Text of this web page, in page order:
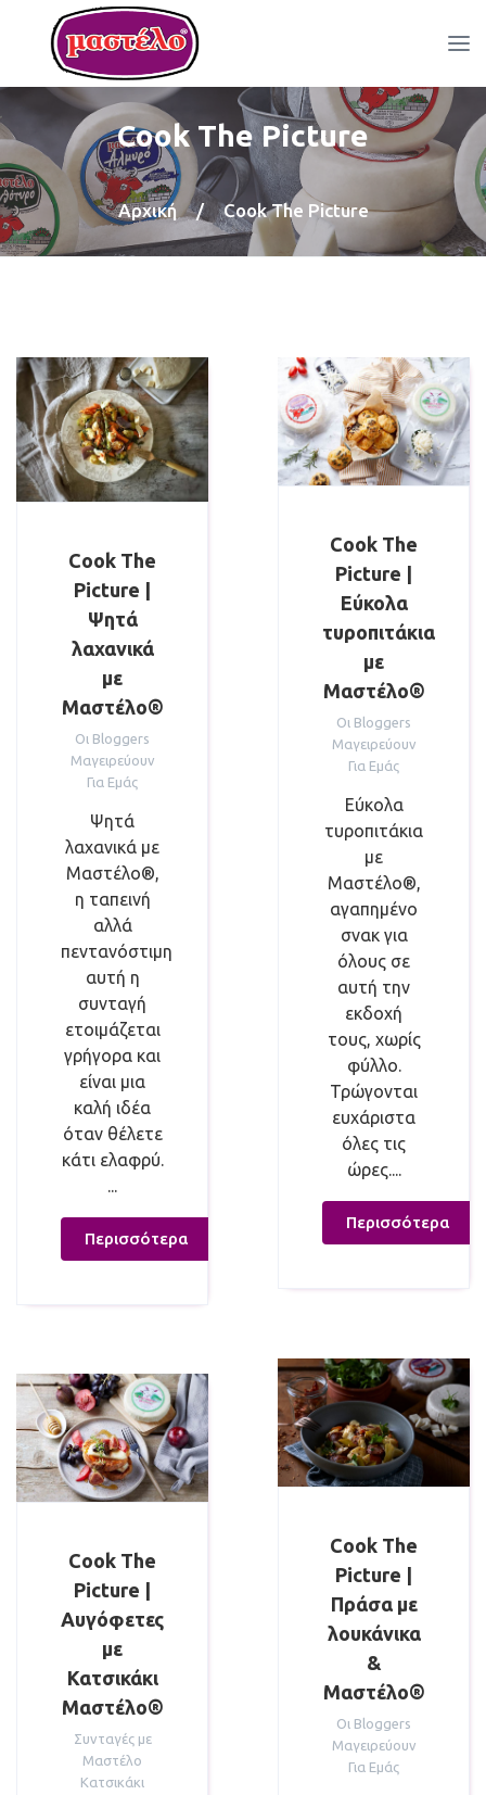
Cook The Picture
Αρχική / Cook The Picture
Cook The
Picture |
Ψητά
λαχανικά
με
Μαστέλο®
Οι Bloggers
Μαγειρεύουν
Για Εμάς
Ψητά
λαχανικά με
Μαστέλο®,
η ταπεινή
αλλά
πεντανόστιμη
αυτή η
συνταγή
ετοιμάζεται
γρήγορα και
είναι μια
καλή ιδέα
όταν θέλετε
κάτι ελαφρύ.
...
Περισσότερα
Cook The
Picture |
Εύκολα
τυροπιτάκια
με
Μαστέλο®
Οι Bloggers
Μαγειρεύουν
Για Εμάς
Εύκολα
τυροπιτάκια
με
Μαστέλο®,
αγαπημένο
σνακ για
όλους σε
αυτή την
εκδοχή
τους, χωρίς
φύλλο.
Τρώγονται
ευχάριστα
όλες τις
ώρες....
Περισσότερα
Cook The
Picture |
Πράσα με
λουκάνικα
&
Μαστέλο®
Οι Bloggers
Μαγειρεύουν
Για Εμάς
Cook The
Picture |
Αυγόφετες
με
Κατσικάκι
Μαστέλο®
Συνταγές με
Μαστέλο
Κατσικάκι